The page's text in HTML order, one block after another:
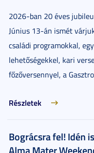
2026-ban 20 éves
Június 13-án ismét
családi programokkal,
lehetőségekkel, kari
főzőversennyel, a
Részletek
Bográcsra fel! Idén
Alma Mater